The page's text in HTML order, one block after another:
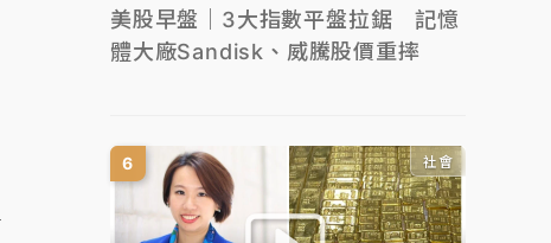
美股早盤｜3大指數平盤拉鋸 記憶
體大廠Sandisk、威騰股價重摔
社會